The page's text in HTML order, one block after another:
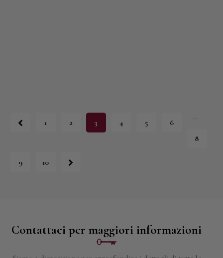
1 2 3 4 5 6
…
8
9 10
→
Contattaci per maggiori informazioni